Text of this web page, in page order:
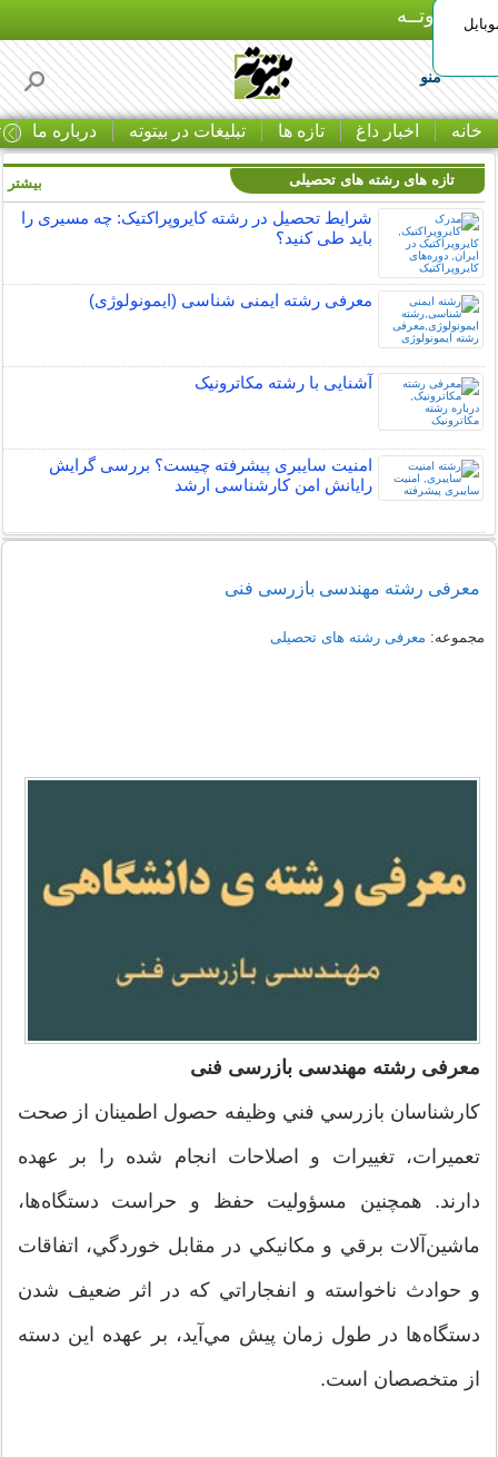
بـیتوتــه
منو
خانه اخبار داغ تازه ها تبلیغات در بیتوته درباره ما
تازه های رشته های تحصیلی
شرایط تحصیل در رشته کایروپراکتیک: چه مسیری را
باید طی کنید؟
معرفی رشته ایمنی شناسی (ایمونولوژی)
آشنایی با رشته مکاترونیک
امنیت سایبری پیشرفته چیست؟ بررسی گرایش
رایانش امن کارشناسی ارشد
بیشتر
معرفی رشته مهندسی بازرسی فنی
مجموعه: معرفی رشته های تحصیلی
معرفی رشته مهندسی بازرسی فنی
كارشناسان بازرسي فني وظيفه حصول اطمينان از صحت
تعميرات، تغييرات و اصلاحات انجام شده را بر عهده
دارند. همچنين مسؤوليت حفظ و حراست دستگاه‌ها،
ماشين‌آلات برقي و مكانيكي در مقابل خوردگي،‌ اتفاقات
و حوادث ناخواسته و انفجاراتي كه در اثر ضعيف شدن
دستگاه‌ها در طول زمان پيش مي‌آيد، بر عهده اين دسته
از متخصصان است.